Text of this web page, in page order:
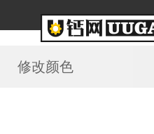
修改颜色